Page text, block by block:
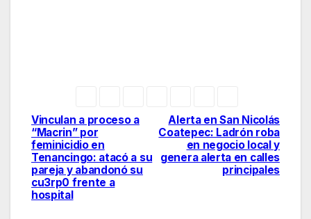
Navegación
de
entradas
Alerta en San Nicolás
Coatepec: Ladrón roba
en negocio local y
genera alerta en calles
principales
Vinculan a proceso a
“Macrin” por
feminicidio en
Tenancingo: atacó a su
pareja y abandonó su
cu3rp0 frente a
hospital